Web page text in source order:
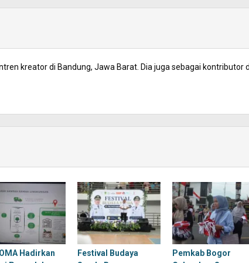
kreator di Bandung, Jawa Barat. Dia juga sebagai kontributor
Hadirkan
Festival Budaya
Pemkab Bogor